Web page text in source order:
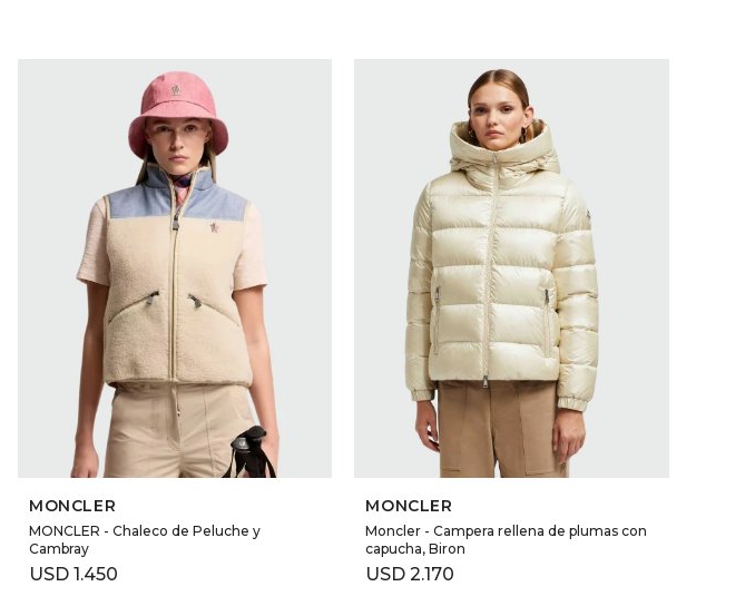
SELECCIONAR TALLE
MONCLER
MONCLER - Chaleco de Peluche y
Cambray
USD 1.450
SELECCIONAR TALLE
MONCLER
Moncler - Campera rellena de plumas con
capucha, Biron
USD 2.170